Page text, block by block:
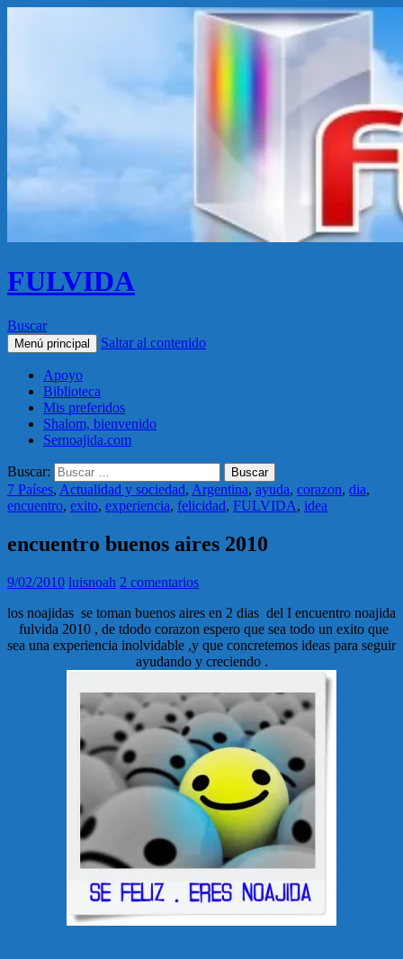
FULVIDA
Buscar
Menú principal Saltar al contenido
Apoyo
Biblioteca
Mis preferidos
Shalom, bienvenido
Sernoajida.com
Buscar:
7 Países, Actualidad y sociedad, Argentina, ayuda, corazon, dia,
encuentro, exito, experiencia, felicidad, FULVIDA, idea
encuentro buenos aires 2010
9/02/2010 luisnoah 2 comentarios
los noajidas se toman buenos aires en 2 dias del I encuentro noajida
fulvida 2010 , de tdodo corazon espero que sea todo un exito que
sea una experiencia inolvidable ,y que concretemos ideas para seguir
ayudando y creciendo .